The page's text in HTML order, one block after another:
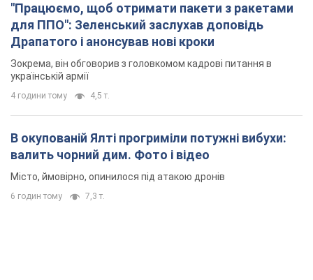
"Працюємо, щоб отримати пакети з ракетами
для ППО": Зеленський заслухав доповідь
Драпатого і анонсував нові кроки
Зокрема, він обговорив з головкомом кадрові питання в
українській армії
4 години тому 4,5 т.
В окупованій Ялті прогриміли потужні вибухи:
валить чорний дим. Фото і відео
Місто, ймовірно, опинилося під атакою дронів
6 годин тому 7,3 т.